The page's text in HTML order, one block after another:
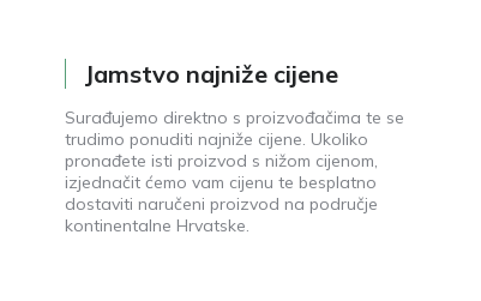
Jamstvo najniže cijene
Surađujemo direktno s proizvođačima te se
trudimo ponuditi najniže cijene. Ukoliko
pronađete isti proizvod s nižom cijenom,
izjednačit ćemo vam cijenu te besplatno
dostaviti naručeni proizvod na područje
kontinentalne Hrvatske.